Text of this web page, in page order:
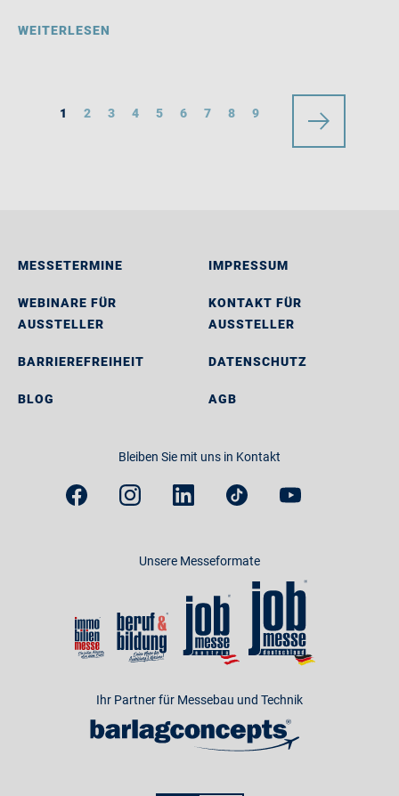
WEITERLESEN
1 2 3 4 5 6 7 8 9
MESSETERMINE
WEBINARE FÜR
AUSSTELLER
BARRIEREFREIHEIT
BLOG
IMPRESSUM
KONTAKT FÜR
AUSSTELLER
DATENSCHUTZ
AGB
Bleiben Sie mit uns in Kontakt
Unsere Messeformate
Ihr Partner für Messebau und Technik